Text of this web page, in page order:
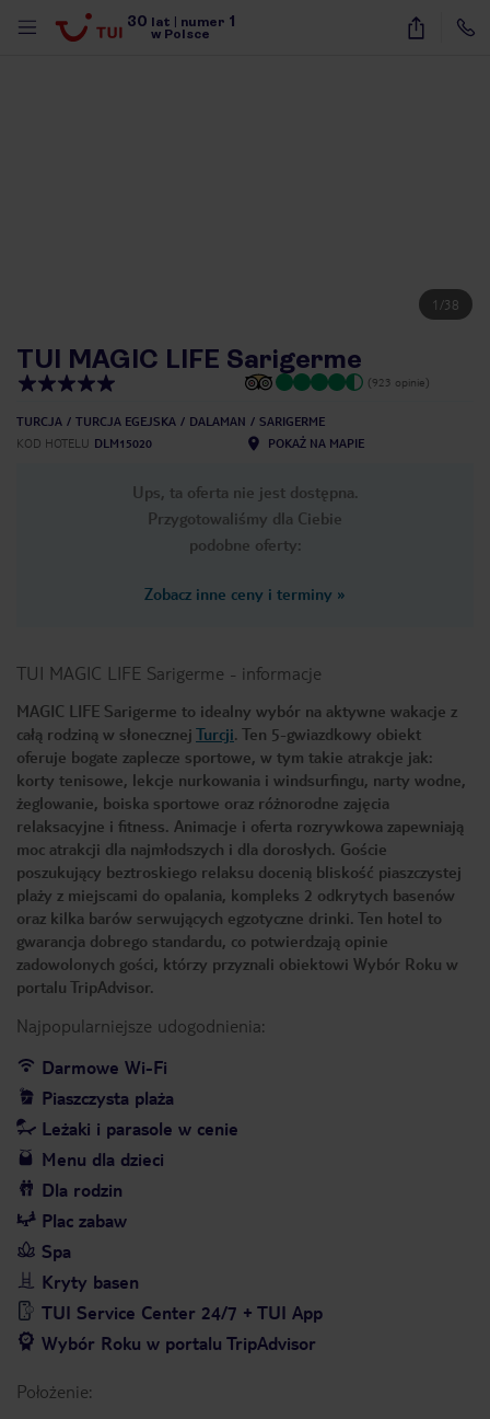
30 lat numer 1
w Polsce
1 /38
TUI MAGIC LIFE Sarigerme
(923 opinie)
TURCJA TURCJA EGEJSKA DALAMAN
SARIGERME
KOD HOTELU DLM15020 POKAŻ NA MAPIE
Ups, ta oferta nie jest dostępna.
Przygotowaliśmy dla Ciebie
podobne oferty:
Zobacz inne ceny i terminy »
TUI MAGIC LIFE Sarigerme - informacje
MAGIC LIFE Sarigerme to idealny wybór na aktywne wakacje z
całą rodziną w słonecznej Turcji. Ten 5-gwiazdkowy obiekt
oferuje bogate zaplecze sportowe, w tym takie atrakcje jak:
korty tenisowe, lekcje nurkowania i windsurfingu, narty wodne,
żeglowanie, boiska sportowe oraz różnorodne zajęcia
relaksacyjne i fitness. Animacje i oferta rozrywkowa zapewniają
moc atrakcji dla najmłodszych i dla dorosłych. Goście
poszukujący beztroskiego relaksu docenią bliskość piaszczystej
plaży z miejscami do opalania, kompleks 2 odkrytych basenów
oraz kilka barów serwujących egzotyczne drinki. Ten hotel to
gwarancja dobrego standardu, co potwierdzają opinie
zadowolonych gości, którzy przyznali obiektowi Wybór Roku w
portalu TripAdvisor.
Najpopularniejsze udogodnienia:
Darmowe Wi-Fi
Piaszczysta plaża
Leżaki i parasole w cenie
Menu dla dzieci
Dla rodzin
Plac zabaw
Spa
Kryty basen
TUI Service Center 24/7 + TUI App
Wybór Roku w portalu TripAdvisor
Położenie: